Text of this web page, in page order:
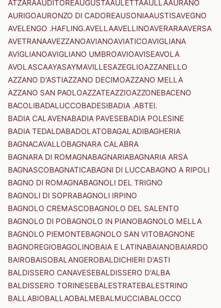
ATZARAAUDITOREAUGUSTAAULETTAAULLAAURANO
AURIGOAURONZO DI CADOREAUSONIAAUSTISAVEGNO
AVELENGO .HAFLING.AVELLAAVELLINOAVERARAAVERSA
AVETRANAAVEZZANOAVIANOAVIATICOAVIGLIANA
AVIGLIANOAVIGLIANO UMBROAVIOAVISEAVOLA
AVOLASCAAYASAYMAVILLESAZEGLIOAZZANELLO
AZZANO D'ASTIAZZANO DECIMOAZZANO MELLA
AZZANO SAN PAOLOAZZATEAZZIOAZZONEBACENO
BACOLIBADALUCCOBADESIBADIA .ABTEI.
BADIA CALAVENABADIA PAVESEBADIA POLESINE
BADIA TEDALDABADOLATOBAGALADIBAGHERIA
BAGNACAVALLOBAGNARA CALABRA
BAGNARA DI ROMAGNABAGNARIABAGNARIA ARSA
BAGNASCOBAGNATICABAGNI DI LUCCABAGNO A RIPOLI
BAGNO DI ROMAGNABAGNOLI DEL TRIGNO
BAGNOLI DI SOPRABAGNOLI IRPINO
BAGNOLO CREMASCOBAGNOLO DEL SALENTO
BAGNOLO DI POBAGNOLO IN PIANOBAGNOLO MELLA
BAGNOLO PIEMONTEBAGNOLO SAN VITOBAGNONE
BAGNOREGIOBAGOLINOBAIA E LATINABAIANOBAIARDO
BAIROBAISOBALANGEROBALDICHIERI D'ASTI
BALDISSERO CANAVESEBALDISSERO D'ALBA
BALDISSERO TORINESEBALESTRATEBALESTRINO
BALLABIOBALLAOBALMEBALMUCCIABALOCCO